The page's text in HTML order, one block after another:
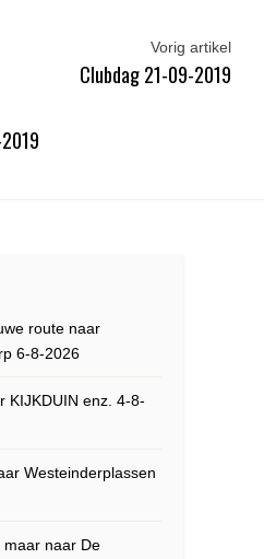
Vorig artikel
Clubdag 21-09-2019
route naar
6-8-2026
KIJKDUIN enz. 4-8-
Westeinderplassen
maar naar De